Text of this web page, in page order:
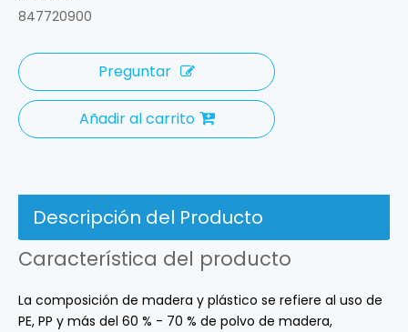
847720900
Preguntar
Añadir al carrito
Descripción del Producto
Característica del producto
La composición de madera y plástico se refiere al uso de
PE, PP y más del 60 % - 70 % de polvo de madera,